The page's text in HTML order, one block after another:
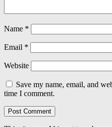
Name *
Email *
Website
Save my name, email, and
time I comment.